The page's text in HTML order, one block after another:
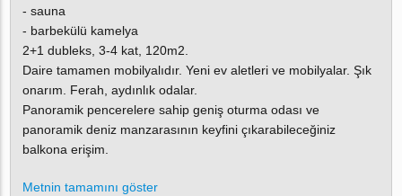
- sauna
- barbekülü kamelya
2+1 dubleks, 3-4 kat, 120m2.
Daire tamamen mobilyalıdır. Yeni ev aletleri ve mobilyalar. Şık
onarım. Ferah, aydınlık odalar.
Panoramik pencerelere sahip geniş oturma odası ve
panoramik deniz manzarasının keyfini çıkarabileceğiniz
balkona erişim.
Metnin tamamını göster